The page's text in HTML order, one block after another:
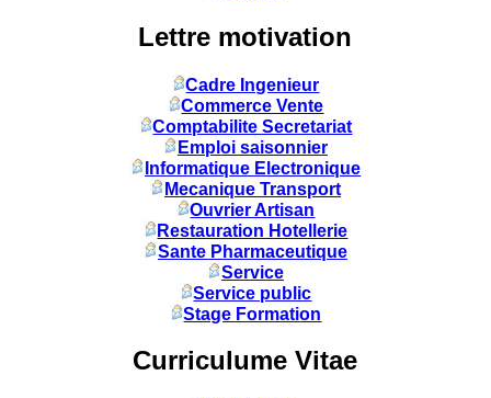
Lettre motivation
Cadre Ingenieur
Commerce Vente
Comptabilite Secretariat
Emploi saisonnier
Informatique Electronique
Mecanique Transport
Ouvrier Artisan
Restauration Hotellerie
Sante Pharmaceutique
Service
Service public
Stage Formation
Curriculume Vitae